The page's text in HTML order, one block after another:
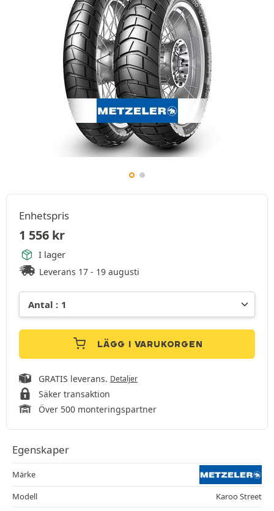
Enhetspris
1 556 kr
I lager
Leverans 17 - 19 augusti
LÄGG I VARUKORGEN
GRATIS leverans. Detaljer
Säker transaktion
Över 500 monteringspartner
Egenskaper
Märke
Modell
Karoo Street